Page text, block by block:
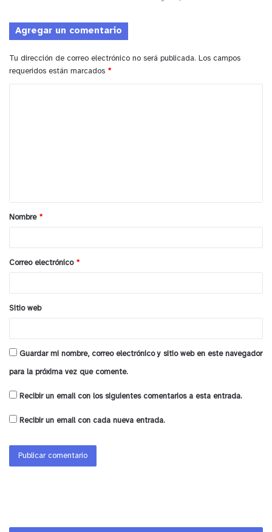
sea necesario, funcionarios que saldrán a terreno
desde hoy hasta completar la entrega y
capacitación.
Agregar un comentario
Tu dirección de correo electrónico no será publicada. Los campos
requeridos están marcados *
a
r
*
Nombre *
Correo electrónico *
Sitio web
Guardar mi nombre, correo electrónico y sitio web en este navegador
para la próxima vez que comente.
Recibir un email con los siguientes comentarios a esta entrada.
Recibir un email con cada nueva entrada.